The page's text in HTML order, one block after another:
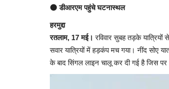
⚫ डीआरएम पहुंचे घटनास्थल
हरमुद्दा
रतलाम, 17 मई। रविवार सुबह तड़के
सवार यात्रियों में हड़कंप मच गया। नींद सोए
के बाद सिंगल लाइन चालू कर दी गई है जिस